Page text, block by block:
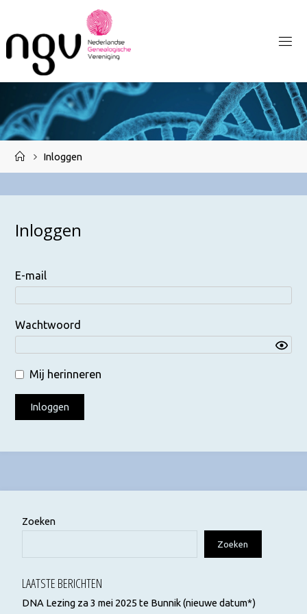
inhoud
HomeInloggen
Inloggen
E-mail
Wachtwoord
Mij herinneren
Zoeken
Zoeken
LAATSTE BERICHTEN
DNA Lezing za 3 mei 2025 te Bunnik (nieuwe datum*)